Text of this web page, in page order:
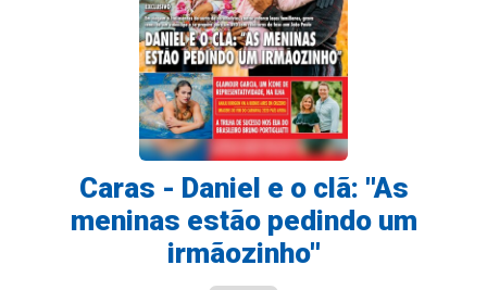
Caras - Daniel e o clã: ''As
meninas estão pedindo um
irmãozinho''